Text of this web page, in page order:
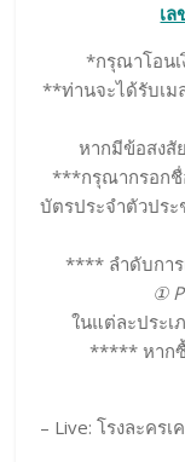
เ
*กรุณาโอน
**ท่านจะได้รับเม
หากมีข้อสงสั
***กรุณากรอกชื่
บัตรประจำตัวปร
**** ลำดับการ
①
ในแต่ละประ
***** หากซื้
– Live: โรงละคร